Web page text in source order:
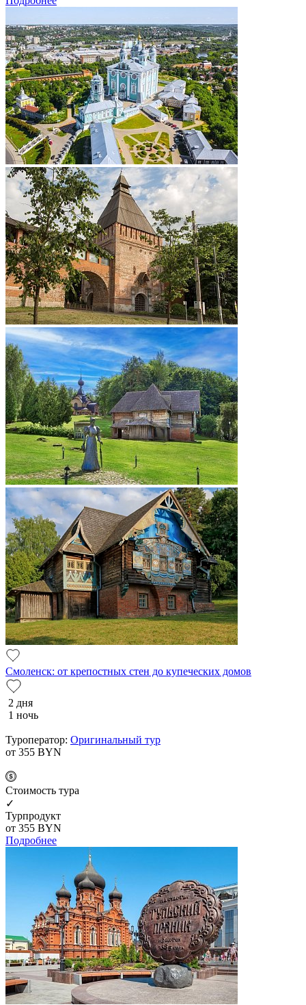
Смоленск: от крепостных стен до купеческих домов
2 дня
1 ночь
Туроператор: Оригинальный тур
от 355 BYN
Cтоимость тура
✓
Турпродукт
от 355 BYN
Подробнее